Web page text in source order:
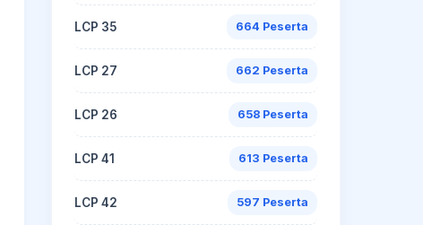
LCP 35 664 Peserta
LCP 27 662 Peserta
LCP 26 658 Peserta
LCP 41 613 Peserta
LCP 42 597 Peserta